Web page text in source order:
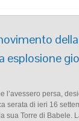
esplosione
l’avessero persa,
serata di ieri 16
sua Torre di Babele.